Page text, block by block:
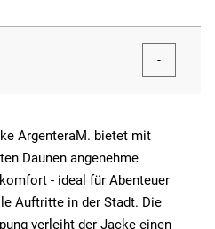
ArgenteraM. bietet mit
Daunen angenehme
- ideal für Abenteuer
Auftritte in der Stadt. Die
verleiht der Jacke einen